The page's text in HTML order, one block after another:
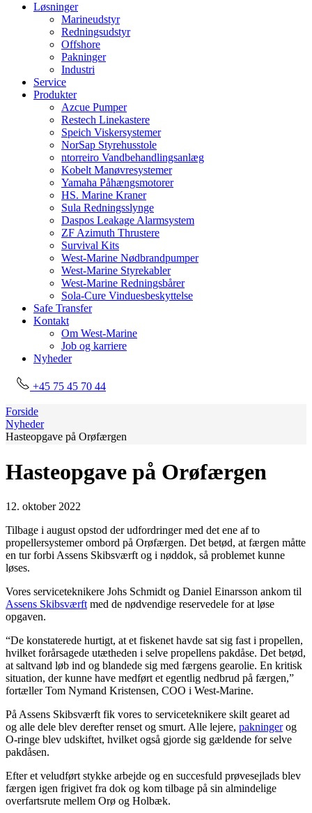
Løsninger
Marineudstyr
Redningsudstyr
Offshore
Pakninger
Industri
Service
Produkter
Azcue Pumper
Restech Linekastere
Speich Viskersystemer
NorSap Styrehusstole
ntorreiro Vandbehandlingsanlæg
Kobelt Manøvresystemer
Yamaha Påhængsmotorer
HS. Marine Kraner
Sula Redningsslynge
Daspos Leakage Alarmsystem
ZF Azimuth Thrustere
Survival Kits
West-Marine Nødbrandpumper
West-Marine Styrekabler
West-Marine Redningsbårer
Sola-Cure Vinduesbeskyttelse
Safe Transfer
Kontakt
Om West-Marine
Job og karriere
Nyheder
+45 75 45 70 44
Forside
Nyheder
Hasteopgave på Orøfærgen
Hasteopgave på Orøfærgen
12. oktober 2022
Tilbage i august opstod der udfordringer med det ene af to
propellersystemer ombord på Orøfærgen. Det betød, at færgen måtte
en tur forbi Assens Skibsværft og i nøddok, så problemet kunne
løses.
Vores serviceteknikere Johs Schmidt og Daniel Einarsson ankom til
Assens Skibsværft med de nødvendige reservedele for at løse
opgaven.
“De konstaterede hurtigt, at et fiskenet havde sat sig fast i propellen,
hvilket forårsagede utætheden i selve propellens pakdåse. Det betød,
at saltvand løb ind og blandede sig med færgens gearolie. En kritisk
situation, der kunne have medført et egentlig nedbrud på færgen,”
fortæller Tom Nymand Kristensen, COO i West-Marine.
På Assens Skibsværft fik vores to serviceteknikere skilt gearet ad
og alle dele blev derefter renset og smurt. Alle lejere, pakningerog
O-ringe blev udskiftet, hvilket også gjorde sig gældende for selve
pakdåsen.
Efter et veludført stykke arbejde og en succesfuld prøvesejlads blev
færgen igen frigivet fra dok og kom tilbage på sin almindelige
overfartsrute mellem Orø og Holbæk.